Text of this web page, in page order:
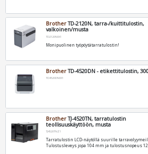
BrotherTD-2120N, tarra-/kuittitulostin,
valkoinen/musta
TD2120NXX1
Monipuolinen työpöytätarratulostin!
BrotherTD-4520DN - etikettitulostin,
TD4520DNXX1
BrotherTJ-4520TN, tarratulostin
teollisuuskäyttöön, musta
TJ4520TNZ1
Tarratulostin LCD-näytöllä suurille
Tulostusleveys jopa 104 mm ja tulostusnopeus